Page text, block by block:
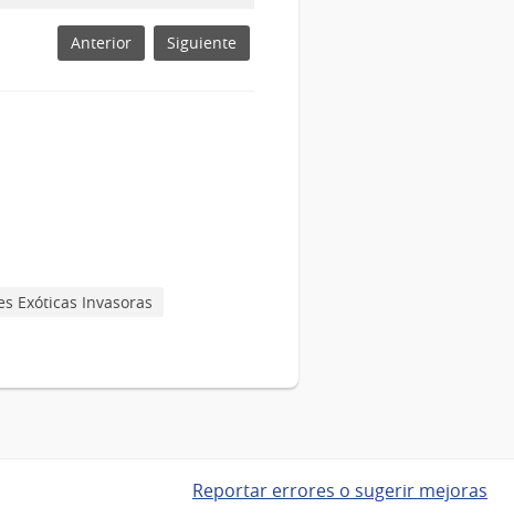
Anterior Siguiente
Exóticas Invasoras
Reportar errores o sugerir mejoras